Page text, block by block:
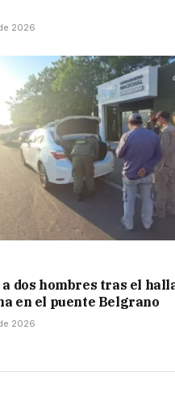
2026
dos hombres tras el
en el puente Belgrano
2026